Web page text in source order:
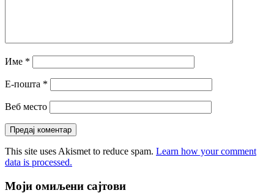
Име *
Е-пошта *
Веб место
This site uses Akismet to reduce spam. Learn how your comment
data is processed.
Моји омиљени сајтови